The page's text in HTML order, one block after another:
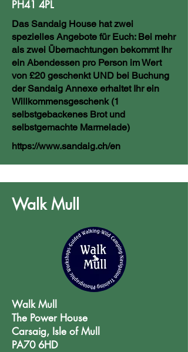
PH41 4PL
Das Sandaig House hat zwei
spezielles Angebote für Euch: Bei mehr
als zwei Übernachtungen bekommt Ihr
ein Abendessen pro Person im Wert
von £20 geschenkt UND bei Buchung
der Sandaig Annexe erhaltet Ihr ein
Willkommensgeschenk (1
selbstgebackenes Brot und
selbstgemachte Marmelade)
https://www.sandaig.ch/en
Walk Mull
Walk Mull
The Power House
Carsaig, Isle of Mull
PA70 6HD